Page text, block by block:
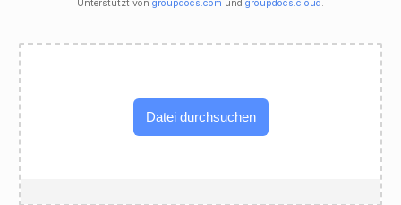
Unterstützt von groupdocs.com und groupdocs.cloud .
Datei durchsuchen